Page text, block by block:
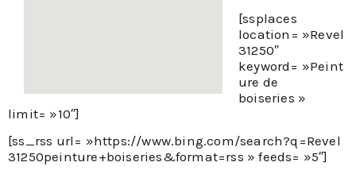
[ssplaces
location= »Revel
31250″
keyword= »Peint
ure de
boiseries »
limit= »10″]
[ss_rss url= »https://www.bing.com/search?q=Revel
31250peinture+boiseries&format=rss » feeds= »5″]